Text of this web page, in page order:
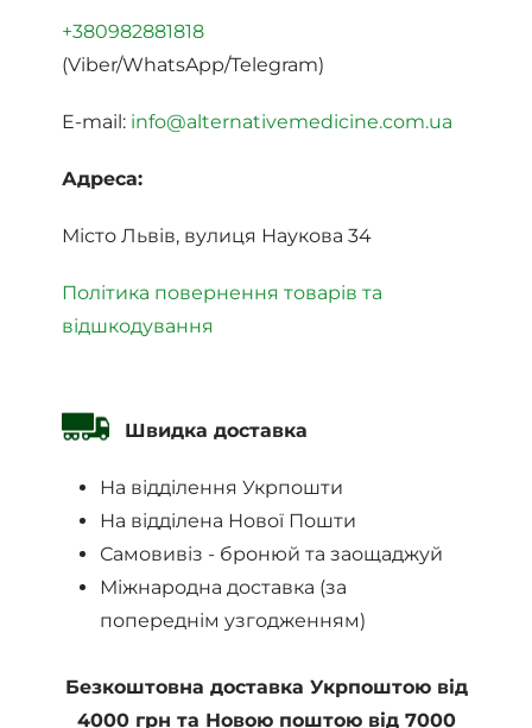
+380982881818
(Viber/WhatsApp/Telegram)
E-mail: info@alternativemedicine.com.ua
Адреса:
Місто Львів, вулиця Наукова 34
Політика повернення товарів та
відшкодування
Швидка доставка
На відділення Укрпошти
На відділена Нової Пошти
Самовивіз - бронюй та заощаджуй
Міжнародна доставка (за
попереднім узгодженням)
Безкоштовна доставка Укрпоштою від
4000 грн та Новою поштою від 7000